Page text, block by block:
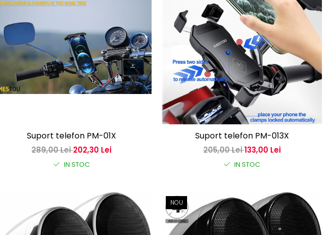
Suport telefon PM-01X
289,00 Lei202,30 Lei
IN STOC
Suport telefon PM-013X
205,00 Lei133,00 Lei
IN STOC
NOU